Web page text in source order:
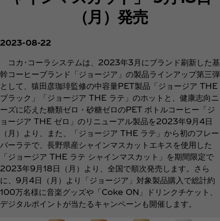
（月）発売
2023-08-22
コカ･コーラシステムは、2023年3月にブランド刷新した基
幹コーヒーブランド「ジョージア」の製品ラインアップ第三弾
として、猿田彦珈琲監修の中容量PET製品「ジョージア THE
ブラック」「ジョージア THE ラテ」のホットと、健康志向ニ
ーズに応えた糖類ゼロ・砂糖ゼロのPET ボトルコーヒー「ジ
ョージア THE ゼロ」のリニューアル製品を2023年9月4日
（月）より、また、「ジョージア THE ラテ」から初のフレー
バーラテで、長野県産シャインマスカットエキスを使用した
「ジョージア THE ラテ シャインマスカット」を期間限定で
2023年9月18日（月）より、全国で順次発売します。さら
に、9月4日（月）より「ジョージア」対象製品購入で総計約
100万名様に音楽グッズや「Coke ON」ドリンクチケット、
デジタルポイントが当たるキャンペーンも開催します。